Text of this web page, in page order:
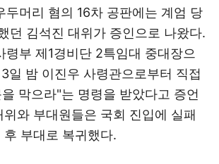
두머리 혐의 16차 공판에는 계엄 당
던 김석진 대위가 증인으로 나왔다.
령부 제1경비단 2특임대 중대장으
일 밤 이진우 사령관으로부터 직접
막으라"는 명령을 받았다고 증언
와 부대원들은 국회 진입에 실패
부대로 복귀했다.